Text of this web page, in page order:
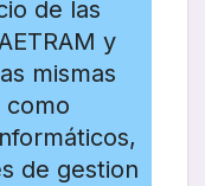
de las
y
mismas
como
de gestion